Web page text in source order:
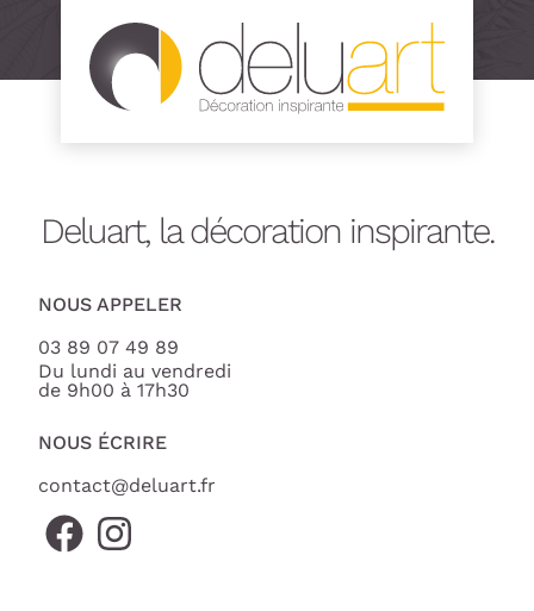
Deluart, la décoration inspirante.
NOUS APPELER
03 89 07 49 89
Du lundi au vendredi
de 9h00 à 17h30
NOUS ÉCRIRE
contact@deluart.fr